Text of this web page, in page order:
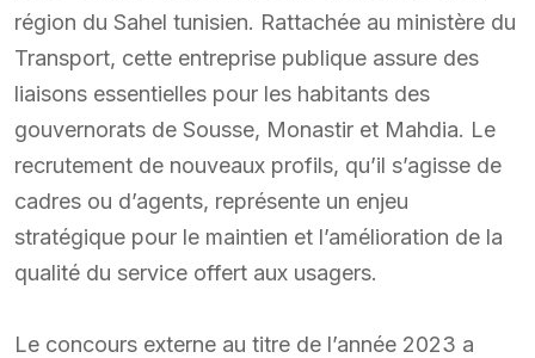
région du Sahel tunisien. Rattachée au ministère du
Transport, cette entreprise publique assure des
liaisons essentielles pour les habitants des
gouvernorats de Sousse, Monastir et Mahdia. Le
recrutement de nouveaux profils, qu’il s’agisse de
cadres ou d’agents, représente un enjeu
stratégique pour le maintien et l’amélioration de la
qualité du service offert aux usagers.
Le concours externe au titre de l’année 2023 a